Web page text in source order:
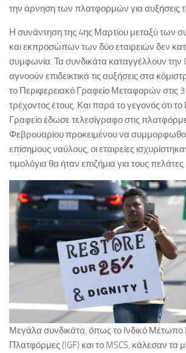
την άρνηση των πλατφορμών για αυξήσεις
Η συνάντηση της 4ης Μαρτίου μεταξύ των
και εκπροσώπων των δύο εταιρειών δεν
συμφωνία. Τα συνδικάτα καταγγέλλουν την
αγνοούν επιδεικτικά τις αυξήσεις στα
το Περιφερειακό Γραφείο Μεταφορών στις 3
τρέχοντος έτους. Και παρά το γεγονός ότι
Γραφείο έδωσε τελεσίγραφο στις
Φεβρουαρίου προκειμένου να
επίσημους ναύλους, οι εταιρείες
τιμολόγια θα ήταν επιζήμια για τους πελάτες.
Μεγάλα συνδικάτα, όπως το Ινδικό Μέτωπο
Πλατφόρμες (IGF) και το MSCS, κάλεσαν τα